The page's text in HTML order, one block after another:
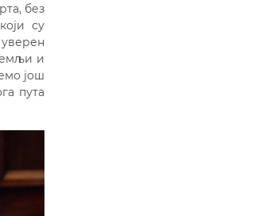
без
су
и
још
пута